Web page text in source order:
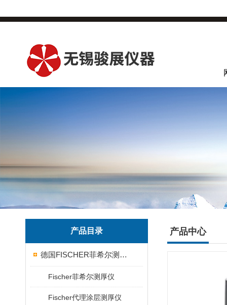
产品目录
德国FISCHER菲希尔测厚仪
Fischer菲希尔测厚仪
Fischer代理涂层测厚仪
产品中心